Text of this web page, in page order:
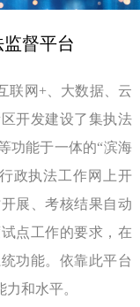
督平台
联网+、大数据、云
开发建设了集执法
功能于一体的“滨海
政执法工作网上开
展、考核结果自动
点工作的要求，在
功能。依靠此平台
和水平。